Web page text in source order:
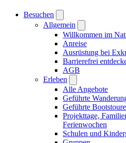
Besuchen
Allgemein
Willkommen im
Anreise
Ausrüstung bei
Barrierefrei
AGB
Erleben
Alle Angebote
Geführte
Geführte
Projekttage,
Ferienwochen
Schulen und